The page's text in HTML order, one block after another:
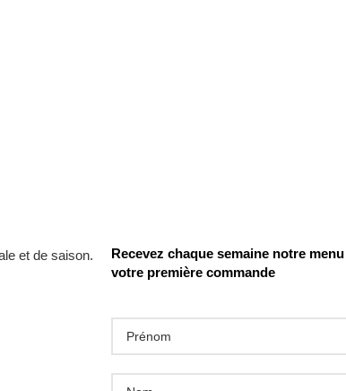
Recevez chaque semaine notre
votre première commande